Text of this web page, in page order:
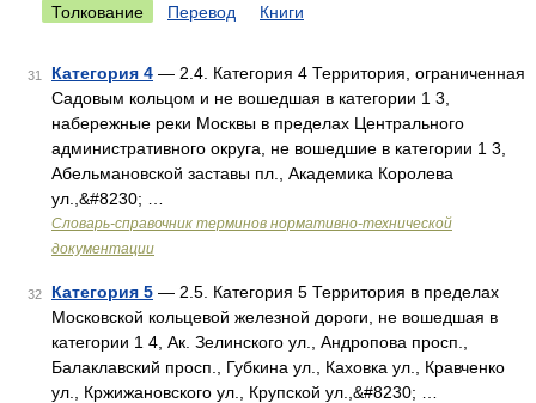
Толкование Перевод Книги
31 Категория 4 — 2.4. Категория 4 Территория, ограниченная
Садовым кольцом и не вошедшая в категории 1 3,
набережные реки Москвы в пределах Центрального
административного округа, не вошедшие в категории 1 3,
Абельмановской заставы пл., Академика Королева
ул.,&#8230; …
Словарь-справочник терминов нормативно-технической
документации
32 Категория 5 — 2.5. Категория 5 Территория в пределах
Московской кольцевой железной дороги, не вошедшая в
категории 1 4, Ак. Зелинского ул., Андропова просп.,
Балаклавский просп., Губкина ул., Каховка ул., Кравченко
ул., Кржижановского ул., Крупской ул.,&#8230; …